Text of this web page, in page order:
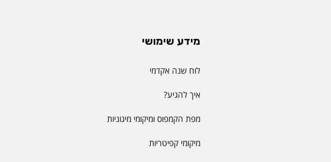
מידע שימושי
לוח שנה אקדמי
איך להגיע?
מפת הקמפוס ומיקומי מיגוניות
מיקומי קפיטריות